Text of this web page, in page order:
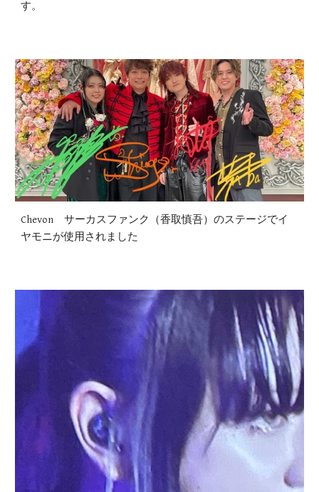
す。
Chevon サーカスファンク（香取慎吾）のステージでイ
ヤモニが使用されました